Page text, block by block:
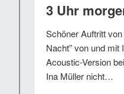
3 Uhr
Schöner Auftritt
Nacht” von und mit
Acoustic-Version
Ina Müller nicht…